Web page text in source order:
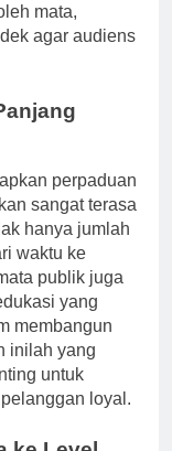
mata,
agar audiens
perpaduan
sangat terasa
hanya jumlah
waktu ke
publik juga
yang
membangun
inilah yang
untuk
loyal.